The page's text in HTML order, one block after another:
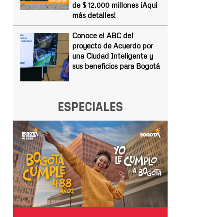
de $ 12.000 millones ¡Aquí
más detalles!
Conoce el ABC del
proyecto de Acuerdo por
una Ciudad Inteligente y
sus beneficios para Bogotá
ESPECIALES